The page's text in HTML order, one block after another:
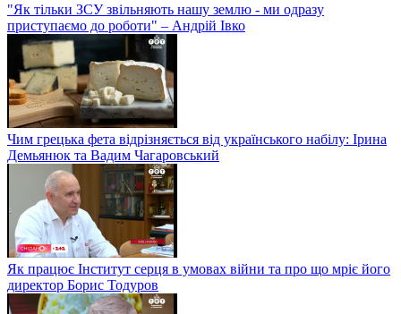
"Як тільки ЗСУ звільняють нашу землю - ми одразу
приступаємо до роботи" – Андрій Івко
Чим грецька фета відрізняється від українського набілу: Ірина
Демьянюк та Вадим Чагаровський
Як працює Інститут серця в умовах війни та про що мріє його
директор Борис Тодуров